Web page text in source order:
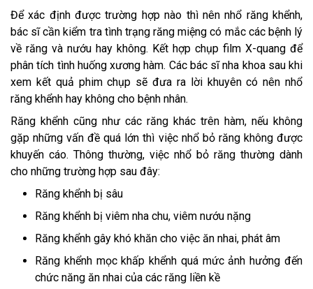
Để xác định được trường hợp nào thì nên nhổ răng khểnh,
bác sĩ cần kiểm tra tình trạng răng miệng có mắc các bệnh lý
về răng và nướu hay không. Kết hợp chụp film X-quang để
phân tích tình huống xương hàm. Các bác sĩ nha khoa sau khi
xem kết quả phim chụp sẽ đưa ra lời khuyên có nên nhổ
răng khểnh hay không cho bệnh nhân.
Răng khểnh cũng như các răng khác trên hàm, nếu không
gặp những vấn đề quá lớn thì việc nhổ bỏ răng không được
khuyến cáo. Thông thường, việc nhổ bỏ răng thường dành
cho những trường hợp sau đây:
Răng khểnh bị sâu
Răng khểnh bị viêm nha chu, viêm nướu nặng
Răng khểnh gây khó khăn cho việc ăn nhai, phát âm
Răng khểnh mọc khấp khểnh quá mức ảnh hưởng đến
chức năng ăn nhai của các răng liền kề